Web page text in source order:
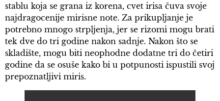
stablu koja se grana iz korena, cvet irisa čuva svoje
najdragocenije mirisne note. Za prikupljanje je
potrebno mnogo strpljenja, jer se rizomi mogu brati
tek dve do tri godine nakon sadnje. Nakon što se
skladište, mogu biti neophodne dodatne tri do četiri
godine da se osuše kako bi u potpunosti ispustili svoj
prepoznatljivi miris.